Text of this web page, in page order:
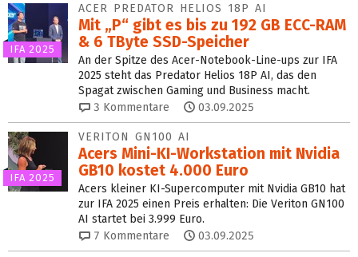
IFA 2025
ACER PREDATOR HELIOS 18P AI
Mit „P“ gibt es bis zu 192 GB ECC-RAM
& 6 TByte SSD-Speicher
An der Spitze des Acer-Notebook-Line-ups zur IFA
2025 steht das Predator Helios 18P AI, das den
Spagat zwischen Gaming und Business macht.
3 Kommentare 03.09.2025
IFA 2025
VERITON GN100 AI
Acers Mini-KI-Workstation mit Nvidia
GB10 kostet 4.000 Euro
Acers kleiner KI-Supercomputer mit Nvidia GB10 hat
zur IFA 2025 einen Preis erhalten: Die Veriton GN100
AI startet bei 3.999 Euro.
7 Kommentare 03.09.2025